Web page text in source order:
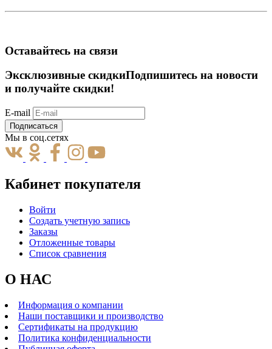
Оставайтесь на связи
Эксклюзивные скидкиПодпишитесь на новости
и получайте скидки!
E-mail
Подписаться
Мы в соц.сетях
Кабинет покупателя
Войти
Создать учетную запись
Заказы
Отложенные товары
Список сравнения
О НАС
Информация о компании
Наши поставщики и производство
Сертификаты на продукцию
Политика конфиденциальности